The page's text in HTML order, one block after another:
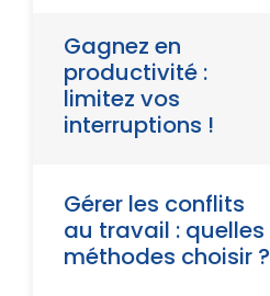
Gagnez en
productivité :
limitez vos
interruptions !
Gérer les conflits
au travail : quelles
méthodes choisir ?